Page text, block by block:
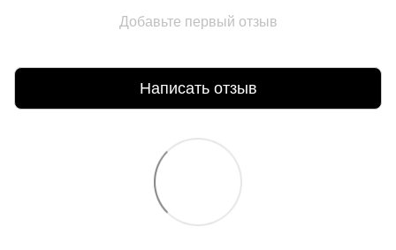
Добавьте первый отзыв
Написать отзыв